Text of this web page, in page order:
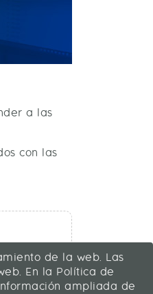
a las
con las
de la web. Las
En la Política de
ampliada de